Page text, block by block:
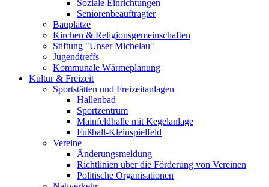
Soziale Einrichtungen
Seniorenbeauftragter
Bauplätze
Kirchen & Religionsgemeinschaften
Stiftung "Unser Michelau"
Jugendtreffs
Kommunale Wärmeplanung
Kultur & Freizeit
Sportstätten und Freizeitanlagen
Hallenbad
Sportzentrum
Mainfeldhalle mit Kegelanlage
Fußball-Kleinspielfeld
Vereine
Änderungsmeldung
Richtlinien über die Förderung von Vereinen
Politische Organisationen